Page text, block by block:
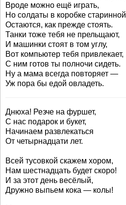
Вроде можно ещё играть,
Но солдаты в коробке старинной
Остаются, как прежде стоять.
Танки тоже тебя не прельщают,
И машинки стоят в том углу,
Вот компьютер тебя привлекает,
С ним готов ты полночи сидеть.
Ну а мама всегда повторяет —
Уж пора бы едой овладеть.
Днюха! Резче на фуршет,
С нас подарок и букет,
Начинаем развлекаться
От четырнадцати лет.
Всей тусовкой скажем хором,
Нам шестнадцать будет скоро!
И за этот день весёлый,
Дружно выпьем кока — колы!